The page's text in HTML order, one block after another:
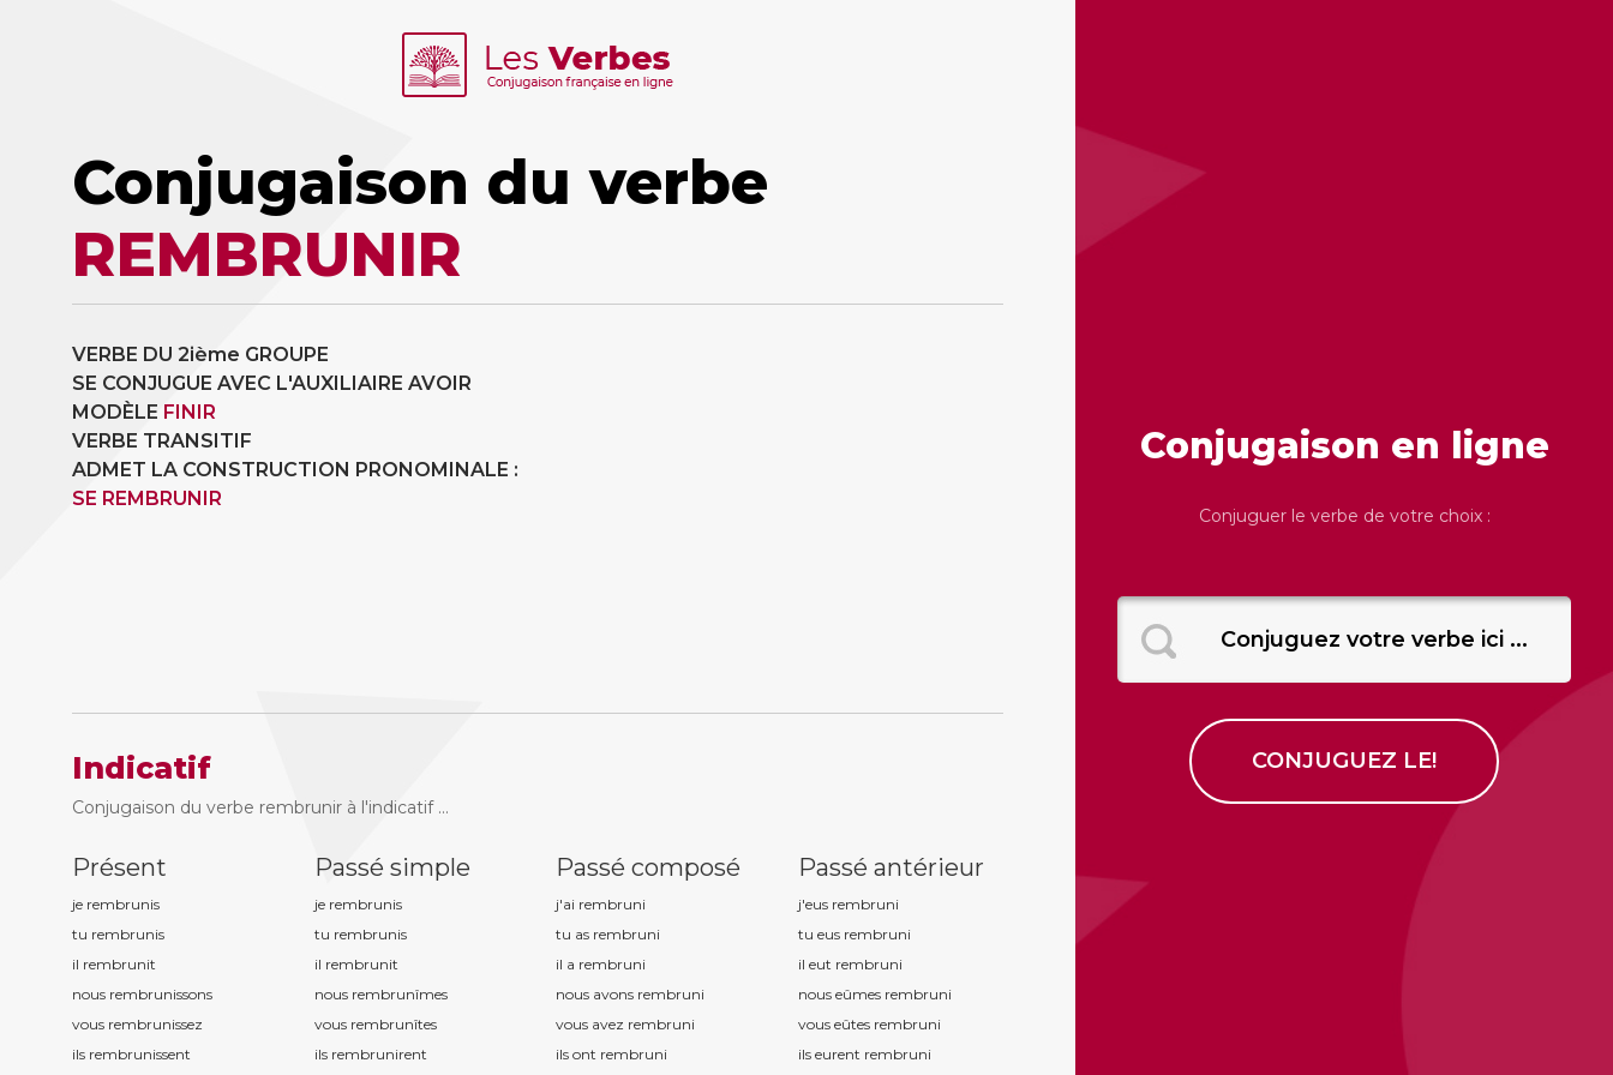
Conjugaison du verbe
REMBRUNIR
VERBE DU 2ième GROUPE
SE CONJUGUE AVEC L'AUXILIAIRE AVOIR
MODÈLE FINIR
VERBE TRANSITIF
ADMET LA CONSTRUCTION PRONOMINALE :
SE REMBRUNIR
Indicatif
Conjugaison du verbe rembrunir à l'indicatif ...
Présent
je rembrunis
tu rembrunis
il rembrunit
nous rembrunissons
vous rembrunissez
ils rembrunissent
Passé simple
je rembrunis
tu rembrunis
il rembrunit
nous rembrunîmes
vous rembrunîtes
ils rembrunirent
Passé composé
j'ai rembruni
tu as rembruni
il a rembruni
nous avons rembruni
vous avez rembruni
ils ont rembruni
Passé antérieur
j'eus rembruni
tu eus rembruni
il eut rembruni
nous eûmes rembruni
vous eûtes rembruni
ils eurent rembruni
Conjugaison en ligne
Conjuguer le verbe de votre choix :